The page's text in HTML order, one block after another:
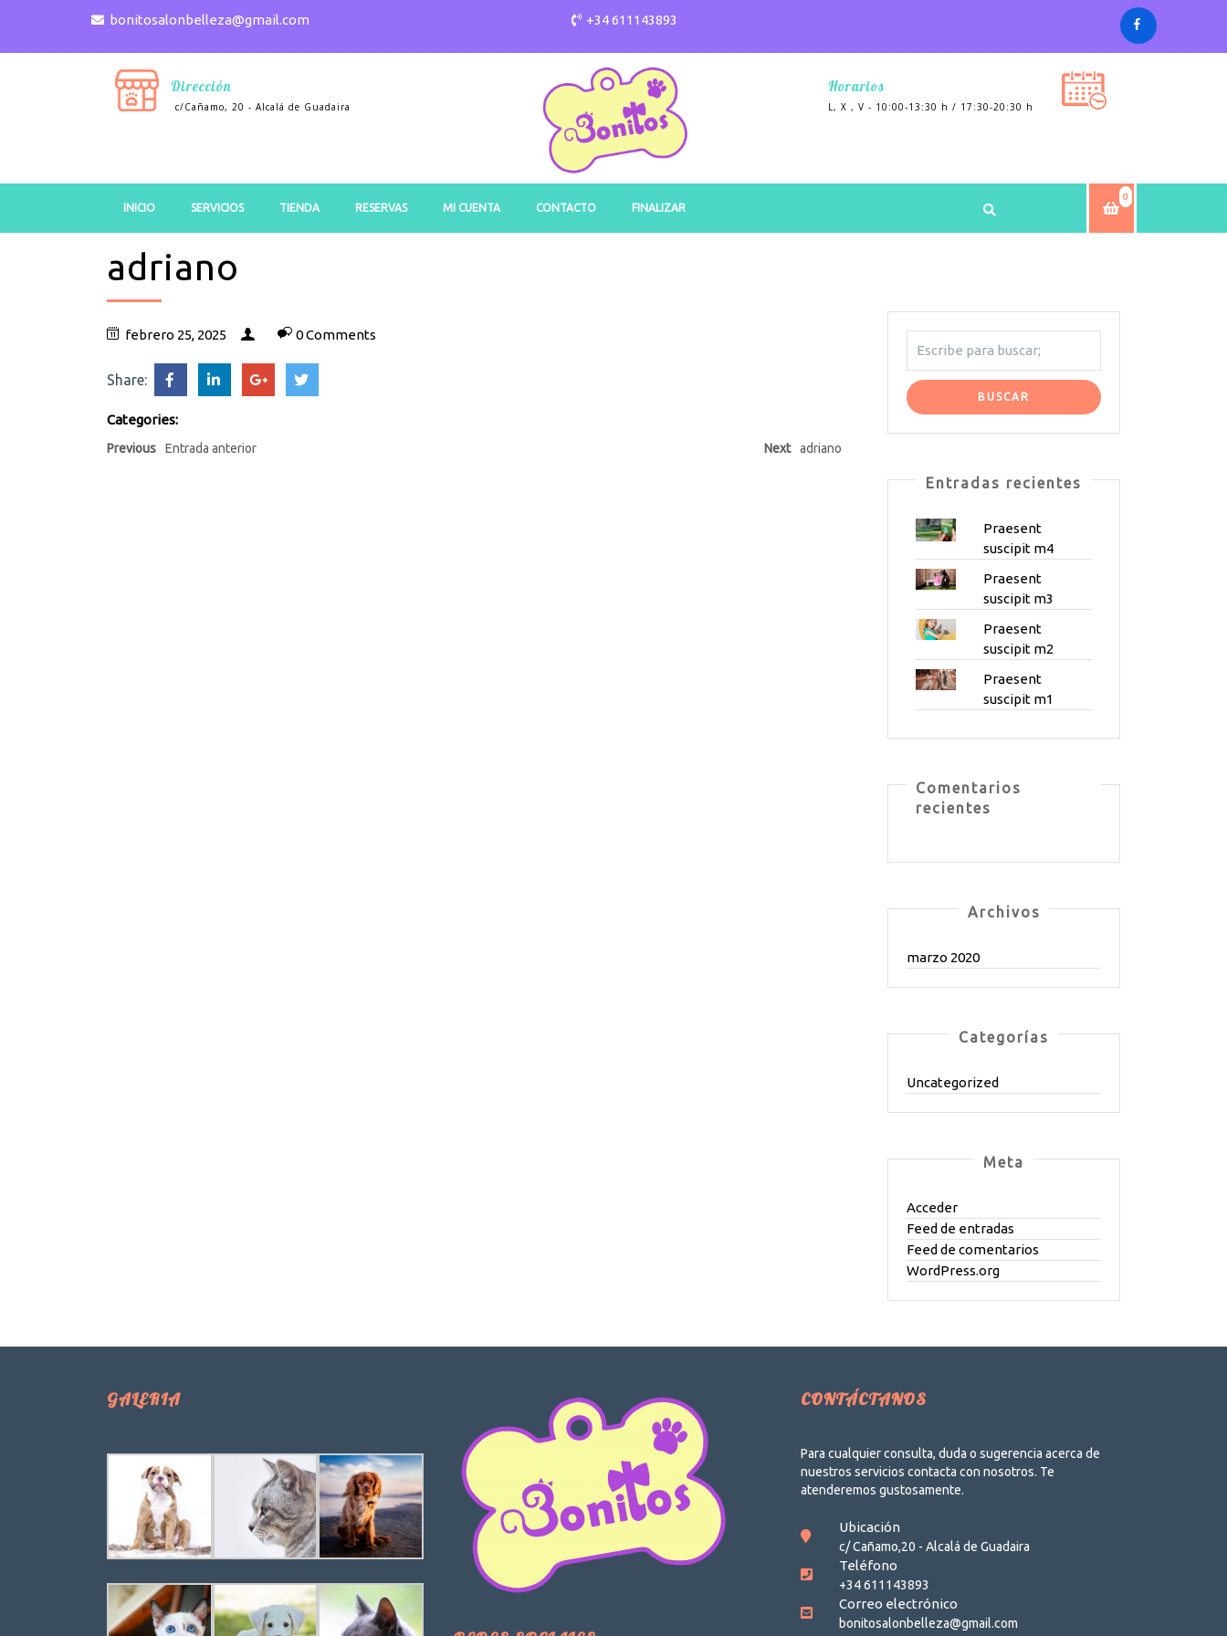
bonitosalonbelleza@gmail.com +34 611143893
Dirección
c/Cañamo, 20 - Alcalá de Guadaira
Horarios
L, X , V - 10:00-13:30 h / 17:30-20:30 h
INICIO SERVICIOS TIENDA RESERVAS MI CUENTA CONTACTO FINALIZAR
0
adriano
febrero 25, 2025 0 Comments
Share:
Categories:
Previous Entrada anterior Next adriano
Entradas recientes
Praesent
suscipit m4
Praesent
suscipit m3
Praesent
suscipit m2
Praesent
suscipit m1
Comentarios
recientes
Archivos
marzo 2020
Categorías
Uncategorized
Meta
Acceder
Feed de entradas
Feed de comentarios
WordPress.org
GALERIA CONTÁCTANOS
Para cualquier consulta, duda o sugerencia acerca de
nuestros servicios contacta con nosotros. Te
atenderemos gustosamente.
Ubicación
c/ Cañamo,20 - Alcalá de Guadaira
Teléfono
+34 611143893
Correo electrónico
bonitosalonbelleza@gmail.com